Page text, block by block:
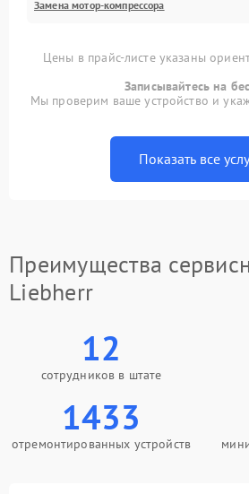
Замена мотор-компрессора
Цены в прайс-листе указаны
Записывайтесь на
Мы проверим ваше устройство и
Показать все
Преимущества
Liebherr
12
сотрудников в штате
1433
отремонтированных устройств